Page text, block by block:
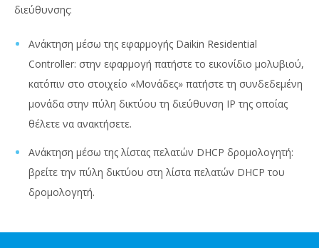
διεύθυνσης:
Ανάκτηση μέσω της εφαρμογής Daikin Residential
Controller: στην εφαρμογή πατήστε το εικονίδιο μολυβιού,
κατόπιν στο στοιχείο «Μονάδες» πατήστε τη συνδεδεμένη
μονάδα στην πύλη δικτύου τη διεύθυνση ΙΡ της οποίας
θέλετε να ανακτήσετε.
Ανάκτηση μέσω της λίστας πελατών DHCP δρομολογητή:
βρείτε την πύλη δικτύου στη λίστα πελατών DHCP του
δρομολογητή.